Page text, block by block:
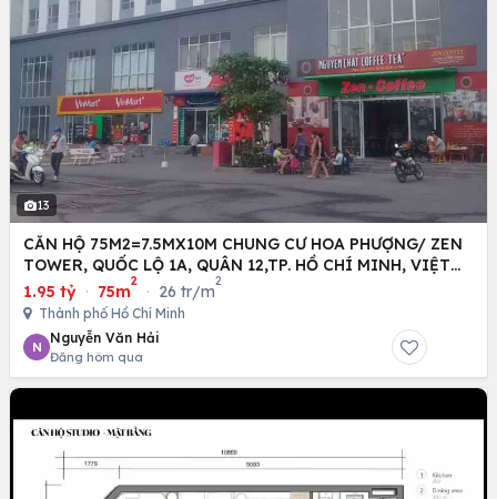
13
CĂN HỘ 75M2=7.5MX10M CHUNG CƯ HOA PHƯỢNG/ ZEN
TOWER, QUỐC LỘ 1A, QUÂN 12,TP. HỒ CHÍ MINH, VIỆT
NAM
1.95 tỷ · 75m
2
· 26 tr/m
2
Thành phố Hồ Chí Minh
N
Nguyễn Văn Hải
Đăng hôm qua